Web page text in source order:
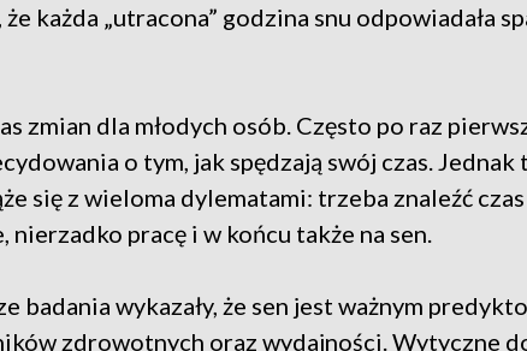
że każda „utracona” godzina snu odpowiadała
zmian dla młodych osób. Często po raz
o tym, jak spędzają swój czas.
się z wieloma dylematami: trzeba znaleźć czas
nierzadko pracę i w końcu także na sen.
badania wykazały, że sen jest ważnym
zdrowotnych oraz wydajności. Wytyczne